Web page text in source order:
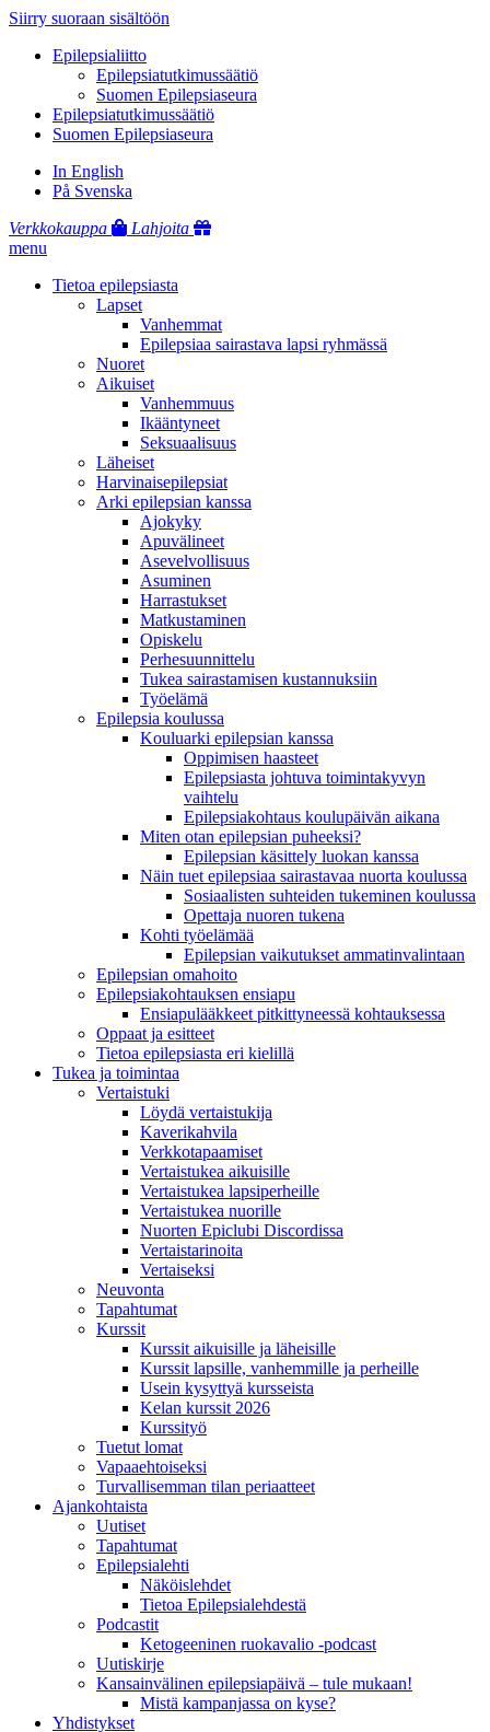
Siirry suoraan sisältöön
Epilepsialiitto
Epilepsiatutkimussäätiö
Suomen Epilepsiaseura
Epilepsiatutkimussäätiö
Suomen Epilepsiaseura
In English
På Svenska
Verkkokauppa
Lahjoita
menu
Tietoa epilepsiasta
Lapset
Vanhemmat
Epilepsiaa sairastava lapsi ryhmässä
Nuoret
Aikuiset
Vanhemmuus
Ikääntyneet
Seksuaalisuus
Läheiset
Harvinaisepilepsiat
Arki epilepsian kanssa
Ajokyky
Apuvälineet
Asevelvollisuus
Asuminen
Harrastukset
Matkustaminen
Opiskelu
Perhesuunnittelu
Tukea sairastamisen kustannuksiin
Työelämä
Epilepsia koulussa
Kouluarki epilepsian kanssa
Oppimisen haasteet
Epilepsiasta johtuva toimintakyvyn
vaihtelu
Epilepsiakohtaus koulupäivän aikana
Miten otan epilepsian puheeksi?
Epilepsian käsittely luokan kanssa
Näin tuet epilepsiaa sairastavaa nuorta koulussa
Sosiaalisten suhteiden tukeminen koulussa
Opettaja nuoren tukena
Kohti työelämää
Epilepsian vaikutukset ammatinvalintaan
Epilepsian omahoito
Epilepsiakohtauksen ensiapu
Ensiapulääkkeet pitkittyneessä kohtauksessa
Oppaat ja esitteet
Tietoa epilepsiasta eri kielillä
Tukea ja toimintaa
Vertaistuki
Löydä vertaistukija
Kaverikahvila
Verkkotapaamiset
Vertaistukea aikuisille
Vertaistukea lapsiperheille
Vertaistukea nuorille
Nuorten Epiclubi Discordissa
Vertaistarinoita
Vertaiseksi
Neuvonta
Tapahtumat
Kurssit
Kurssit aikuisille ja läheisille
Kurssit lapsille, vanhemmille ja perheille
Usein kysyttyä kursseista
Kelan kurssit 2026
Kurssityö
Tuetut lomat
Vapaaehtoiseksi
Turvallisemman tilan periaatteet
Ajankohtaista
Uutiset
Tapahtumat
Epilepsialehti
Näköislehdet
Tietoa Epilepsialehdestä
Podcastit
Ketogeeninen ruokavalio -podcast
Uutiskirje
Kansainvälinen epilepsiapäivä – tule mukaan!
Mistä kampanjassa on kyse?
Yhdistykset